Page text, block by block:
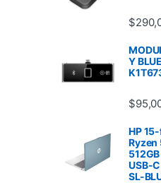
$
Y
$
HP
Ryzen
USB-
SL-